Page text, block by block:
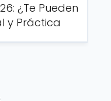
¿Te Pueden
y Práctica